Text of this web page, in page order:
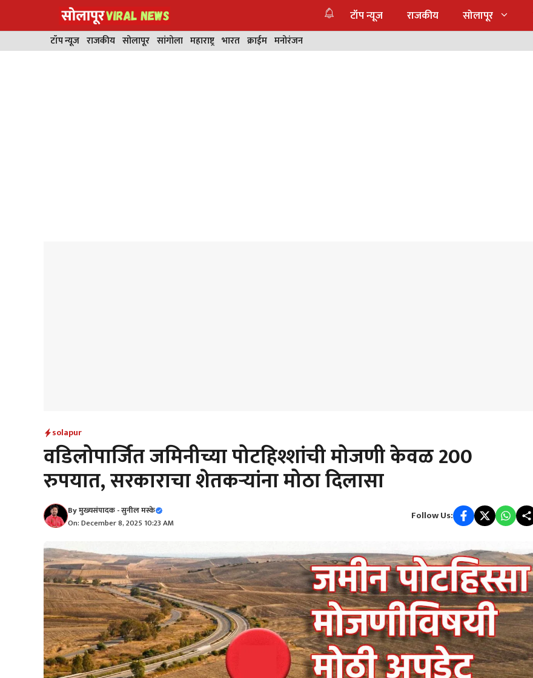
टॉप न्यूज राजकीय सोलापूर
टॉप न्यूज राजकीय सोलापूर सांगोला महाराष्ट्र भारत क्राईम मनोरंजन
solapur
वडिलोपार्जित जमिनीच्या पोटहिश्शांची मोजणी केवळ 200
रुपयात, सरकाराचा शेतकऱ्यांना मोठा दिलासा
Byमुख्यसंपादक - सुनील मस्के
On: December 8, 2025 10:23 AM
Follow Us: